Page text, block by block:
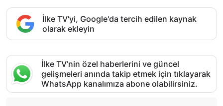
İlke TV'yi, Google'da tercih edilen kaynak
olarak ekleyin
İlke TV’nin özel haberlerini ve güncel
gelişmeleri anında takip etmek için tıklayarak
WhatsApp kanalımıza abone olabilirsiniz.